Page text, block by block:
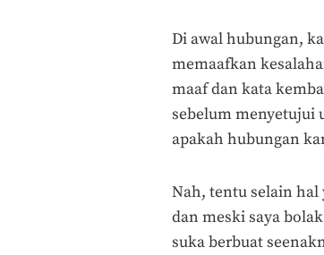
Di awal hubungan,
memaafkan
maaf dan kata
sebelum menyetujui
apakah hubungan
Nah, tentu selain hal
dan meski saya
suka berbuat